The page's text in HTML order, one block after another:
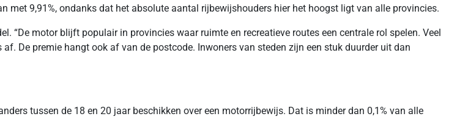
9,91%, ondanks dat het absolute aantal rijbewijshouders hier het hoogst ligt van alle provincies.
“De motor blijft populair in provincies waar ruimte en recreatieve routes een centrale rol spelen. Veel
De premie hangt ook af van de postcode. Inwoners van steden zijn een stuk duurder uit dan
tussen de 18 en 20 jaar beschikken over een motorrijbewijs. Dat is minder dan 0,1% van alle